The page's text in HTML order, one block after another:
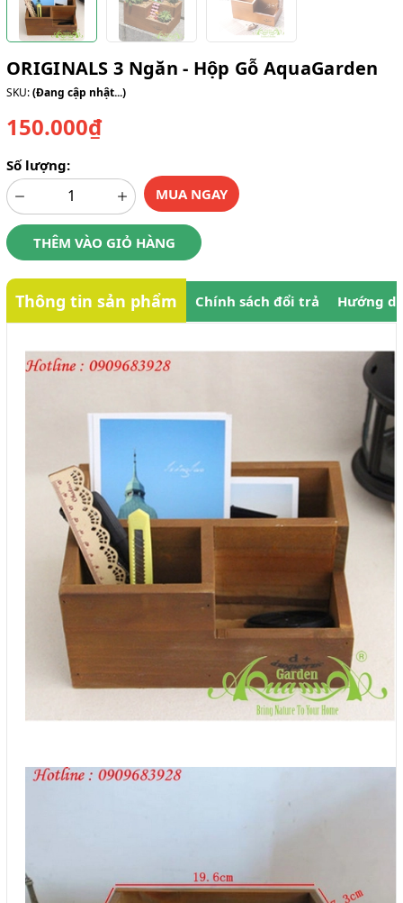
ORIGINALS 3 Ngăn - Hộp Gỗ AquaGarden
SKU:(Đang cập nhật...)
150.000₫
Số lượng:
MUA NGAY
THÊM VÀO GIỎ HÀNG
Thông tin sản phẩm Chính sách đổi trả Hướng